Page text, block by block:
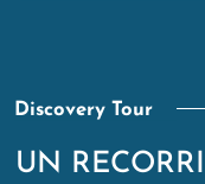
Discovery Tour
UN